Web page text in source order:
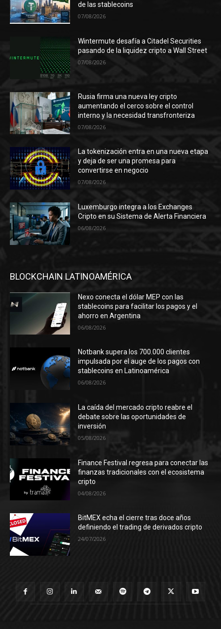
de las stablecoins
07/08/2026
Wintermute desafía a Citadel Securities
pasando de la liquidez cripto a Wall Street
07/08/2026
Rusia firma una nueva ley cripto
aumentando el cerco sobre el control
interno y la necesidad transfronteriza
07/08/2026
La tokenización entra en una nueva etapa
y deja de ser una promesa para
convertirse en negocio
07/08/2026
Luxemburgo integra a los Exchanges
Cripto en su Sistema de Alerta Financiera
06/08/2026
BLOCKCHAIN LATINOAMÉRICA
Nexo conecta el dólar MEP con las
stablecoins para facilitar los pagos y el
ahorro en Argentina
06/08/2026
Notbank supera los 700.000 clientes
impulsada por el auge de los pagos con
stablecoins en Latinoamérica
06/08/2026
La caída del mercado cripto reabre el
debate sobre las oportunidades de
inversión
05/08/2026
Finance Festival regresa para conectar las
finanzas tradicionales con el ecosistema
cripto
04/08/2026
BitMEX echa el cierre tras doce años
definiendo el trading de derivados cripto
24/07/2026